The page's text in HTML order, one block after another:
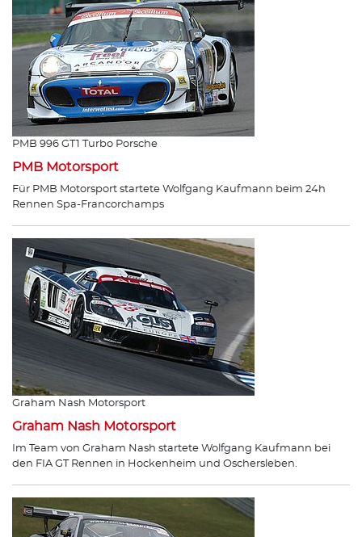
PMB 996 GT1 Turbo Porsche
PMB Motorsport
Für PMB Motorsport startete Wolfgang Kaufmann beim 24h
Rennen Spa-Francorchamps
Graham Nash Motorsport
Graham Nash Motorsport
Im Team von Graham Nash startete Wolfgang Kaufmann bei
den FIA GT Rennen in Hockenheim und Oschersleben.